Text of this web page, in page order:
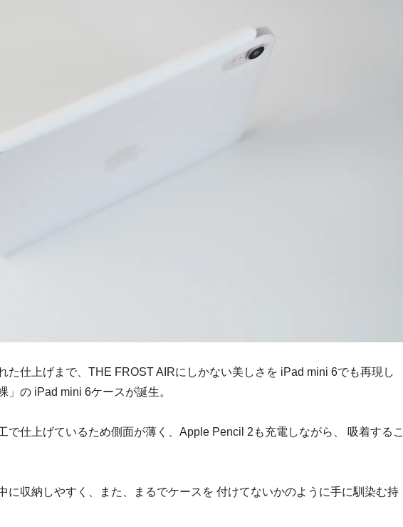
た仕上げまで、THE FROST AIRにしかない美しさを iPad mini 6でも再現し
」の iPad mini 6ケースが誕生。
で仕上げているため側面が薄く、Apple Pencil 2も充電しながら、 吸着するこ
に収納しやすく、また、まるでケースを 付けてないかのように手に馴染む持